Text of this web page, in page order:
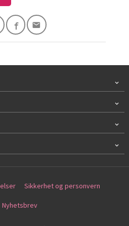
Sikkerhet og personvern
Nyhetsbrev